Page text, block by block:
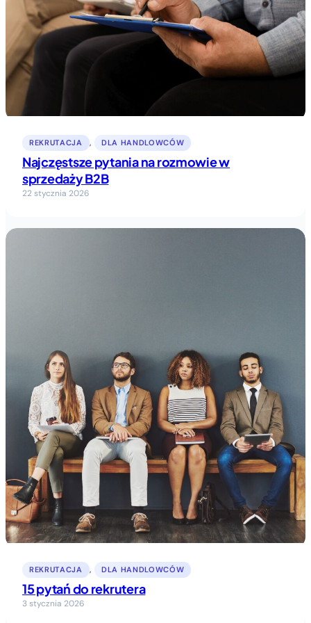
REKRUTACJA , DLA HANDLOWCÓW
Najczęstsze pytania na rozmowie w
sprzedaży B2B
22 stycznia 2026
REKRUTACJA , DLA HANDLOWCÓW
15 pytań do rekrutera
3 stycznia 2026